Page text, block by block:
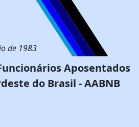
de 1983
Aposentados
do Brasil - AABNB